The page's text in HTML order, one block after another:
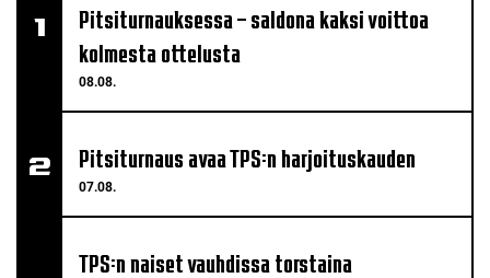
08.08.
Pitsiturnauksessa – saldona kaksi voittoa
kolmesta ottelusta
07.08.
Pitsiturnaus avaa TPS:n harjoituskauden
TPS:n naiset vauhdissa torstaina